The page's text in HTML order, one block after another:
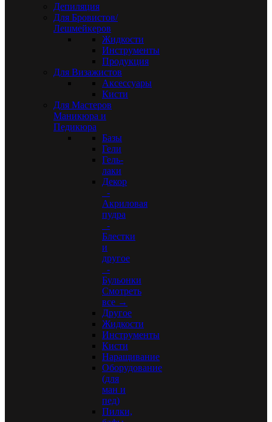
Депиляция
Для Бровистов/
Лешмейкеров
Жидкости
Инструменты
Продукция
Для Визажистов
Аксессуары
Кисти
Для Мастеров
Маникюра и
Педикюра
Базы
Гели
Гель-
лаки
Декор
-
Акриловая
пудра
-
Блестки
и
другое
-
Бульонки
Смотреть
все →
Другое
Жидкости
Инструменты
Кисти
Наращивание
Оборудование
(для
ман и
пед)
Пилки,